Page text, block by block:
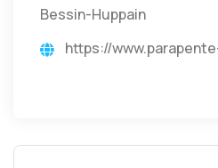
Bessin-Huppain
https://